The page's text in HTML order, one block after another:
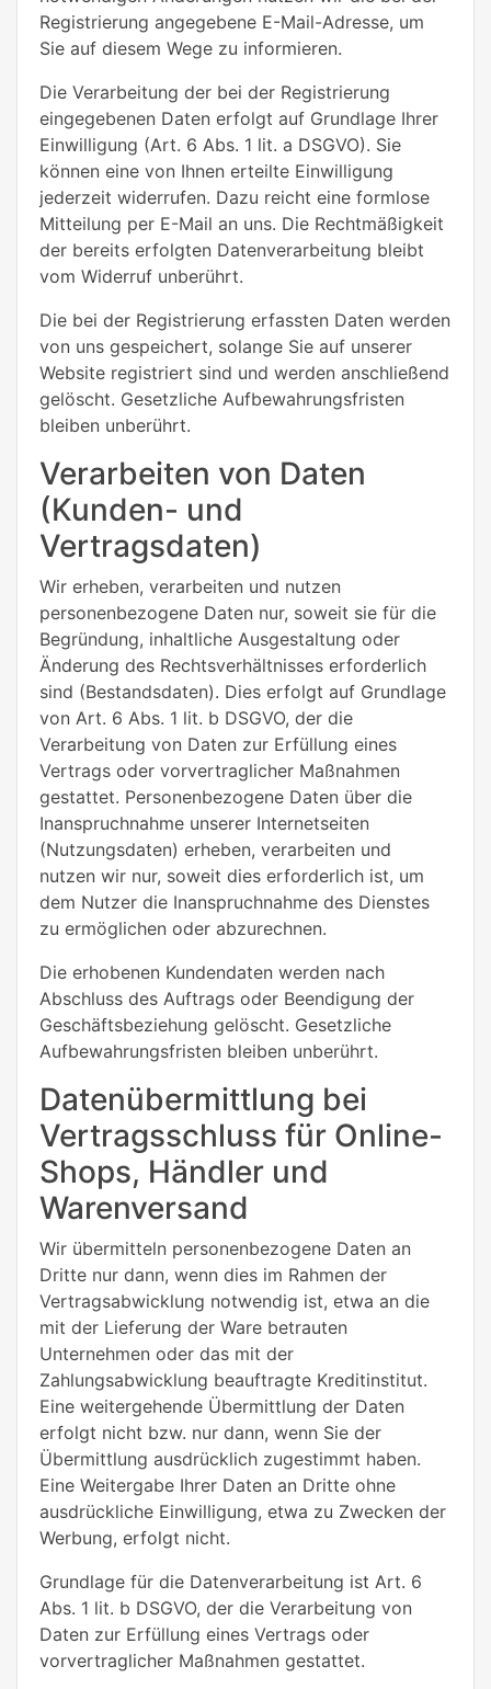
Registrierung angegebene E-Mail-Adresse, um
Sie auf diesem Wege zu informieren.
Die Verarbeitung der bei der Registrierung
eingegebenen Daten erfolgt auf Grundlage Ihrer
Einwilligung (Art. 6 Abs. 1 lit. a DSGVO). Sie
können eine von Ihnen erteilte Einwilligung
jederzeit widerrufen. Dazu reicht eine formlose
Mitteilung per E-Mail an uns. Die Rechtmäßigkeit
der bereits erfolgten Datenverarbeitung bleibt
vom Widerruf unberührt.
Die bei der Registrierung erfassten Daten werden
von uns gespeichert, solange Sie auf unserer
Website registriert sind und werden anschließend
gelöscht. Gesetzliche Aufbewahrungsfristen
bleiben unberührt.
Verarbeiten von Daten
(Kunden- und
Vertragsdaten)
Wir erheben, verarbeiten und nutzen
personenbezogene Daten nur, soweit sie für die
Begründung, inhaltliche Ausgestaltung oder
Änderung des Rechtsverhältnisses erforderlich
sind (Bestandsdaten). Dies erfolgt auf Grundlage
von Art. 6 Abs. 1 lit. b DSGVO, der die
Verarbeitung von Daten zur Erfüllung eines
Vertrags oder vorvertraglicher Maßnahmen
gestattet. Personenbezogene Daten über die
Inanspruchnahme unserer Internetseiten
(Nutzungsdaten) erheben, verarbeiten und
nutzen wir nur, soweit dies erforderlich ist, um
dem Nutzer die Inanspruchnahme des Dienstes
zu ermöglichen oder abzurechnen.
Die erhobenen Kundendaten werden nach
Abschluss des Auftrags oder Beendigung der
Geschäftsbeziehung gelöscht. Gesetzliche
Aufbewahrungsfristen bleiben unberührt.
Datenübermittlung bei
Vertragsschluss für Online-
Shops, Händler und
Warenversand
Wir übermitteln personenbezogene Daten an
Dritte nur dann, wenn dies im Rahmen der
Vertragsabwicklung notwendig ist, etwa an die
mit der Lieferung der Ware betrauten
Unternehmen oder das mit der
Zahlungsabwicklung beauftragte Kreditinstitut.
Eine weitergehende Übermittlung der Daten
erfolgt nicht bzw. nur dann, wenn Sie der
Übermittlung ausdrücklich zugestimmt haben.
Eine Weitergabe Ihrer Daten an Dritte ohne
ausdrückliche Einwilligung, etwa zu Zwecken der
Werbung, erfolgt nicht.
Grundlage für die Datenverarbeitung ist Art. 6
Abs. 1 lit. b DSGVO, der die Verarbeitung von
Daten zur Erfüllung eines Vertrags oder
vorvertraglicher Maßnahmen gestattet.